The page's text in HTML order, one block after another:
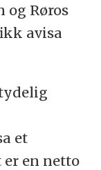
og Røros
avisa
et
er en netto